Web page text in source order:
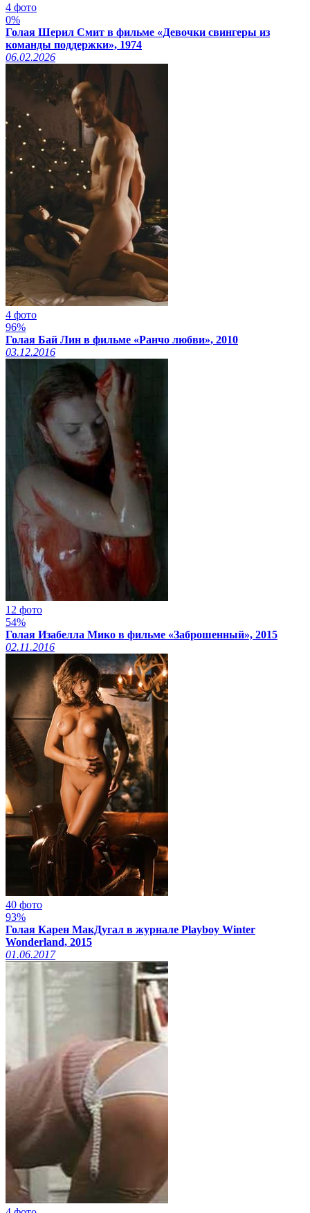
4 фото
0%
Голая Шерил Смит в фильме «Девочки свингеры из
команды поддержки», 1974
06.02.2026
4 фото
96%
Голая Бай Лин в фильме «Ранчо любви», 2010
03.12.2016
12 фото
54%
Голая Изабелла Мико в фильме «Заброшенный», 2015
02.11.2016
40 фото
93%
Голая Карен МакДугал в журнале Playboy Winter
Wonderland, 2015
01.06.2017